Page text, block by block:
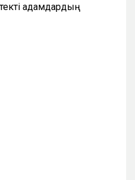
адамдардың